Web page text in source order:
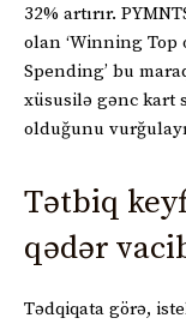
32% artırır.
olan ‘Winning Top
Spending’ bu
xüsusilə gənc kart
olduğunu
Tətbiq
qədər
Tədqiqata görə,